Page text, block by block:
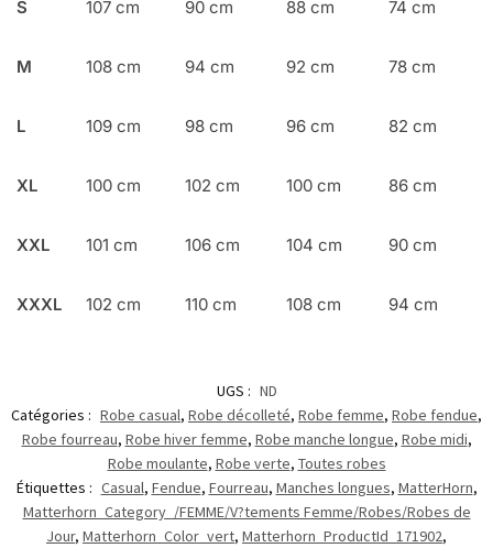
S 107 cm 90 cm 88 cm 74 cm
M 108 cm 94 cm 92 cm 78 cm
L 109 cm 98 cm 96 cm 82 cm
XL 100 cm 102 cm 100 cm 86 cm
XXL 101 cm 106 cm 104 cm 90 cm
XXXL 102 cm 110 cm 108 cm 94 cm
UGS : ND
Catégories : Robe casual, Robe décolleté, Robe femme, Robe fendue,
Robe fourreau, Robe hiver femme, Robe manche longue, Robe midi,
Robe moulante, Robe verte, Toutes robes
Étiquettes : Casual, Fendue, Fourreau, Manches longues, MatterHorn,
Matterhorn_Category_/FEMME/V?tements Femme/Robes/Robes de
Jour, Matterhorn_Color_vert, Matterhorn_ProductId_171902,